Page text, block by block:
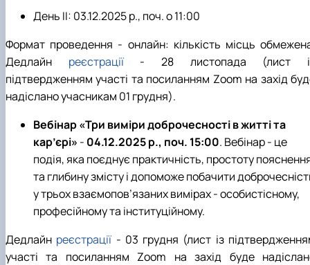
День ІІ: 03.12.2025 р., поч. о 11:00
Формат проведення - онлайн: кількість місць
Дедлайн
реєстрації -
28 листопада (лист
підтвердженням участі та посиланням Zoom на захід
надісланоучасникам 01 грудня).
Вебінар «Три виміри доброчесності в житті та
кар’єрі» - 04.12.2025 р., поч. 15:00. Вебінар - це
подія, яка поєднує практичність, простоту
та глибину змісту і допоможе побачити
у трьох взаємопов’язаних вимірах - особистісному,
професійному та інституційному.
Дедлайн реєстрації - 03 грудня (лист із
участі та посиланням Zoom на захід буде